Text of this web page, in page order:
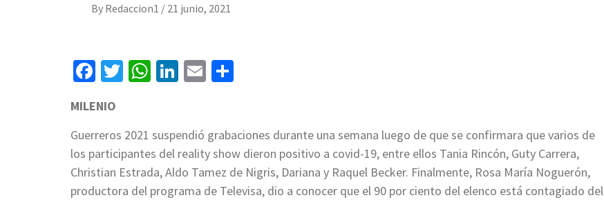
By Redaccion1 / 21 junio, 2021
Facebook
Twitter
WhatsApp
LinkedIn
Email
MILENIO
Guerreros 2021 suspendió grabaciones durante una semana luego de que se confirmara que varios de
los participantes del reality show dieron positivo a covid-19, entre ellos Tania Rincón, Guty Carrera,
Christian Estrada, Aldo Tamez de Nigris, Dariana y Raquel Becker. Finalmente, Rosa María Noguerón,
productora del programa de Televisa, dio a conocer que el 90 por ciento del elenco está contagiado del